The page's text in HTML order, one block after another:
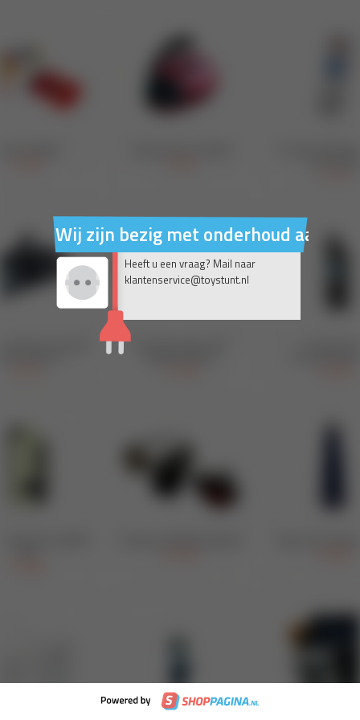
Wij zijn bezig met onderhoud aan
Heeft u een vraag? Mail naar
klantenservice@toystunt.nl